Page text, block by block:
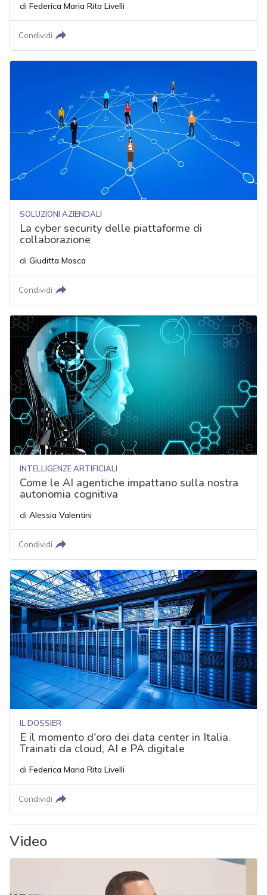
di Federica Maria Rita Livelli
Condividi
SOLUZIONI AZIENDALI
La cyber security delle piattaforme di
collaborazione
di Giuditta Mosca
Condividi
INTELLIGENZE ARTIFICIALI
Come le AI agentiche impattano sulla nostra
autonomia cognitiva
di Alessia Valentini
Condividi
IL DOSSIER
È il momento d'oro dei data center in Italia.
Trainati da cloud, AI e PA digitale
di Federica Maria Rita Livelli
Condividi
Video